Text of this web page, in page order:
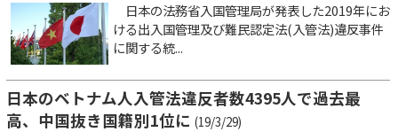
日本の法務省入国管理局が発表した2019年にお
ける出入国管理及び難民認定法(入管法)違反事件
に関する統...
日本のベトナム人入管法違反者数4395人で過去最
高、中国抜き国籍別1位に (19/3/29)